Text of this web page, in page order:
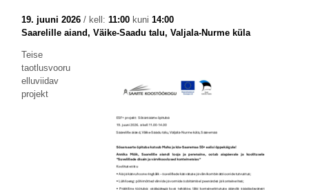
19. juuni 2026/ kell: 11:00kuni 14:00
Saarelille aiand, Väike-Saadu talu, Valjala-Nurme küla
Teise
taotlusvooru
elluviidav
projekt